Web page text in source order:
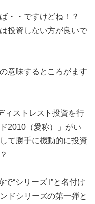
・・ですけどね！？
投資しない方が良いで
意味するところがます
ィストレスト投資を行
2010（愛称）」がい
て勝手に機動的に投資
“シリーズ I”と名付け
ドシリーズの第一弾と